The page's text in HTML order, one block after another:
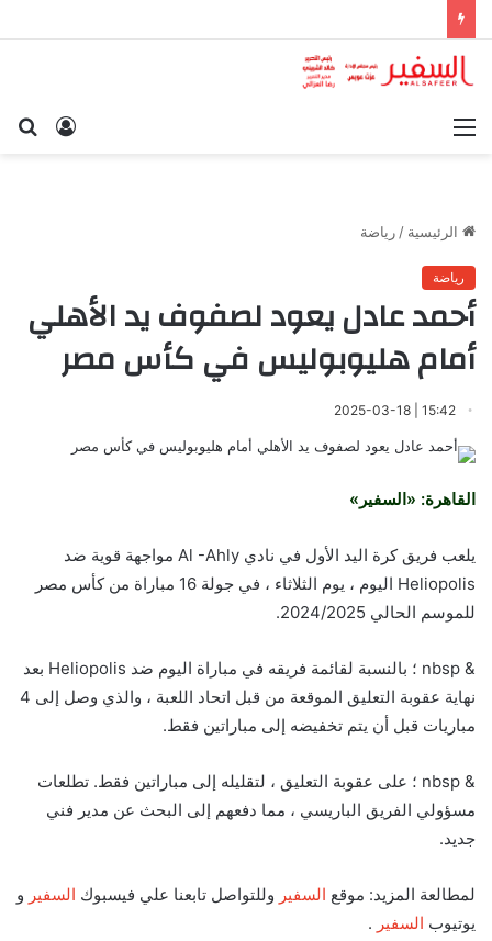
تسجيل
الرئيسية / رياضة
رياضة
أحمد عادل يعود لصفوف يد الأهلي
أمام هليوبوليس في كأس مصر
القاهرة: «السفير»
يلعب فريق كرة اليد الأول في نادي Al -Ahly مواجهة قوية ضد
Heliopolis اليوم ، يوم الثلاثاء ، في جولة 16 مباراة من كأس مصر
للموسم الحالي 2024/2025.
& nbsp ؛ بالنسبة لقائمة فريقه في مباراة اليوم ضد Heliopolis بعد
نهاية عقوبة التعليق الموقعة من قبل اتحاد اللعبة ، والذي وصل إلى 4
مباريات قبل أن يتم تخفيضه إلى مباراتين فقط.
& nbsp ؛ على عقوبة التعليق ، لتقليله إلى مباراتين فقط. تطلعات
مسؤولي الفريق الباريسي ، مما دفعهم إلى البحث عن مدير فني
جديد.
لمطالعة المزيد: موقع السفير وللتواصل تابعنا علي فيسبوك السفير و
يوتيوب السفير .